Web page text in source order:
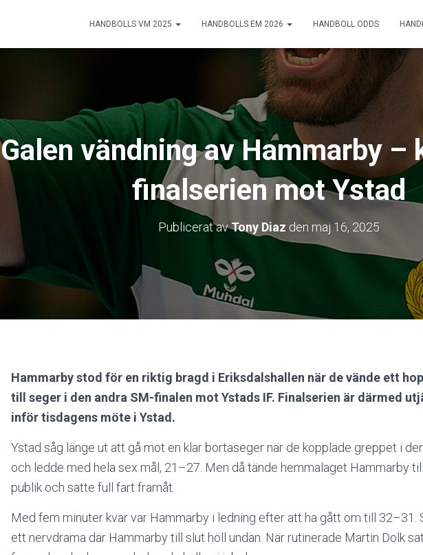
HANDBOLLS VM 2025 HANDBOLLS EM 2026 HANDBOLL ODDS
Galen vändning av Hammarby –
finalserien mot Ystad
Publicerat avTony Diaz den maj 16, 2025
Hammarby stod för en riktig bragd i Eriksdalshallen när de vände ett
till seger i den andra SM-finalen mot Ystads IF. Finalserien är därmed
inför tisdagens möte i Ystad.
Ystad såg länge ut att gå mot en klar bortaseger när de kopplade greppet i
och ledde med hela sex mål, 21–27. Men då tände hemmalaget Hammarby
publik och satte full fart framåt.
Med fem minuter kvar var Hammarby i ledning efter att ha gått om till 32–31.
ett nervdrama där Hammarby till slut höll undan. När rutinerade Martin Dolk